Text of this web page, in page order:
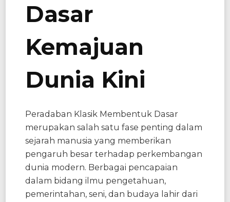
Dasar
Kemajuan
Dunia Kini
Peradaban Klasik Membentuk Dasar
merupakan salah satu fase penting dalam
sejarah manusia yang memberikan
pengaruh besar terhadap perkembangan
dunia modern. Berbagai pencapaian
dalam bidang ilmu pengetahuan,
pemerintahan, seni, dan budaya lahir dari